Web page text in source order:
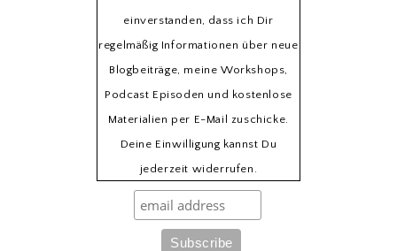
einverstanden, dass ich Dir
regelmäßig Informationen über neue
Blogbeiträge, meine Workshops,
Podcast Episoden und kostenlose
Materialien per E-Mail zuschicke.
Deine Einwilligung kannst Du
jederzeit widerrufen.